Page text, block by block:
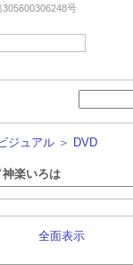
号
ジュアル ＞ DVD
楽いろは
全面表示